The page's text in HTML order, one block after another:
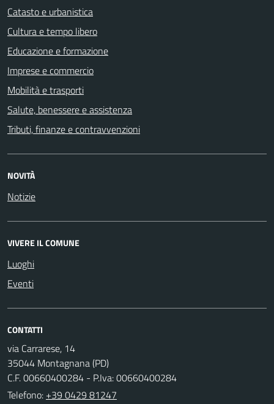
Catasto e urbanistica
Cultura e tempo libero
Educazione e formazione
Imprese e commercio
Mobilità e trasporti
Salute, benessere e assistenza
Tributi, finanze e contravvenzioni
NOVITÀ
Notizie
VIVERE IL COMUNE
Luoghi
Eventi
CONTATTI
via Carrarese, 14
35044 Montagnana (PD)
C.F. 00660400284 - P.Iva: 00660400284
Telefono: +39 0429 81247